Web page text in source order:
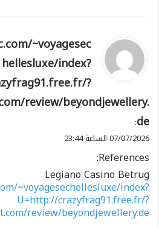
الجامعة.
وختم “قطان” تغريداته العشرين
الشافعي -رحمه الله- “أيها
شارك هذا الموضوع:
معجب بهذه:
تحميل...
ي
ق
و
ل
~voyagesec
hellesluxe/index?
?
review/beyondjewellery.
de
:
07/07/2026 الساعة 23:44
References:
Legiano Casino Betrug
~voyagesechellesluxe/index?
U=http://crazyfrag91.free.fr/?
review/beyondjewellery.de